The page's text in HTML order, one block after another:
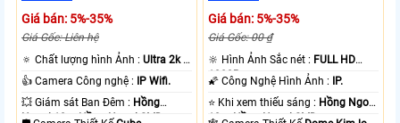
Giá bán: 5%-35%
Giá Gốc: Liên hệ
🔅 Chất lượng hình Ảnh :Ultra 2k +
.
👍 Camera Công nghệ : IP Wifi.
💥 Giám sát Ban Đêm : Hồng
Ngoại 10m Hồng Ngoại SMD.
Giá bán: 5%-35%
Giá Gốc: 00 ₫
🔆 Hình Ảnh Sắc nét : FULL HD
1080P .
🌠 Công Nghệ Hình Ảnh : IP.
⭐ Khi xem thiếu sáng : Hồng Ngoại
10m Hồng Ngoại SMD.